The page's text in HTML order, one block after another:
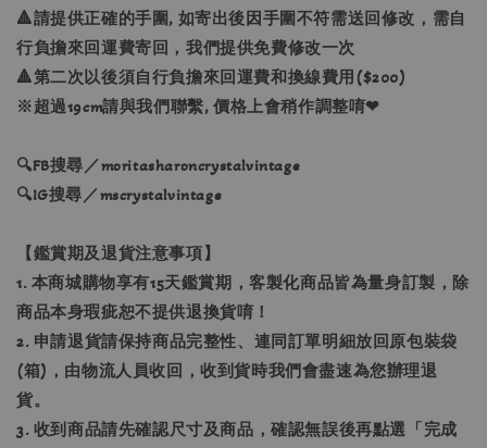
🔺請提供正確的手圍, 如寄出後因手圍不符需送回修改，需自
行負擔來回運費寄回，我們提供免費修改一次
🔺第二次以後須自行負擔來回運費和換線費用($200)
※超過19cm請與我們聯繫, 價格上會稍作調整唷❤
🔍FB搜尋／moritasharoncrystalvintage
🔍IG搜尋／mscrystalvintage
【鑑賞期及退貨注意事項】
1. 本商城購物享有15天鑑賞期，客製化商品皆為量身訂製，除
商品本身瑕疵恕不提供退換貨唷！
2. 申請退貨請保持商品完整性、連同訂單明細放回原包裝袋
(箱)，由物流人員收回，收到貨時我們會盡速為您辦理退
貨。
3. 收到商品請先確認尺寸及商品，確認無誤後再點選「完成